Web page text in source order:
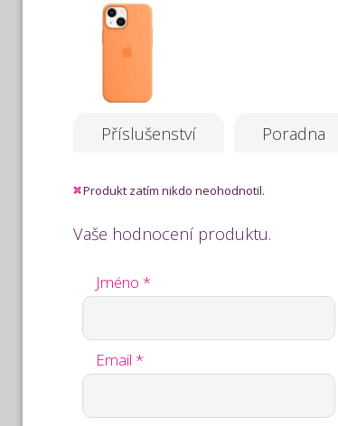
Příslušenství Poradna
Produkt zatím nikdo neohodnotil.
Vaše hodnocení produktu.
Jméno *
Email *